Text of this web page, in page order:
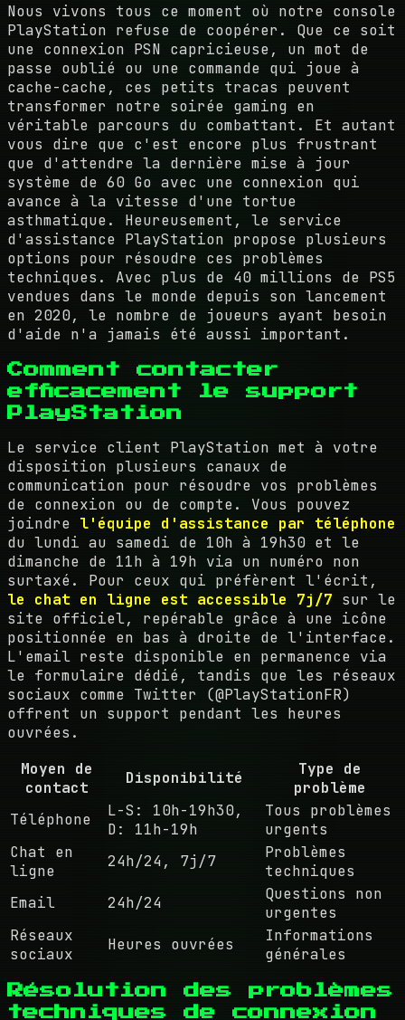
Nous vivons tous ce moment où notre console
PlayStation refuse de coopérer. Que ce soit
une connexion PSN capricieuse, un mot de
passe oublié ou une commande qui joue à
cache-cache, ces petits tracas peuvent
transformer notre soirée gaming en
véritable parcours du combattant. Et autant
vous dire que c'est encore plus frustrant
que d'attendre la dernière mise à jour
système de 60 Go avec une connexion qui
avance à la vitesse d'une tortue
asthmatique. Heureusement, le service
d'assistance PlayStation propose plusieurs
options pour résoudre ces problèmes
techniques. Avec plus de 40 millions de PS5
vendues dans le monde depuis son lancement
en 2020, le nombre de joueurs ayant besoin
d'aide n'a jamais été aussi important.
Comment contacter
efficacement le support
PlayStation
Le service client PlayStation met à votre
disposition plusieurs canaux de
communication pour résoudre vos problèmes
de connexion ou de compte. Vous pouvez
joindre l'équipe d'assistance par téléphone
du lundi au samedi de 10h à 19h30 et le
dimanche de 11h à 19h via un numéro non
surtaxé. Pour ceux qui préfèrent l'écrit,
le chat en ligne est accessible 7j/7 sur le
site officiel, repérable grâce à une icône
positionnée en bas à droite de l'interface.
L'email reste disponible en permanence via
le formulaire dédié, tandis que les réseaux
sociaux comme Twitter (@PlayStationFR)
offrent un support pendant les heures
ouvrées.
Moyen de
contact
Disponibilité
Type de
problème
Téléphone
L-S: 10h-19h30,
D: 11h-19h
Tous problèmes
urgents
Chat en
ligne
24h/24, 7j/7
Problèmes
techniques
Email
24h/24
Questions non
urgentes
Réseaux
sociaux
Heures ouvrées
Informations
générales
Résolution des problèmes
techniques de connexion